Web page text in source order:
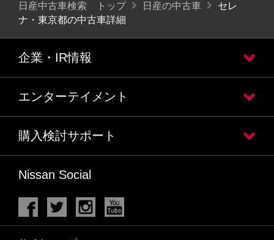
日産中古車検索 トップ 日産の中古車
セレ
ナ・東京都の中古車詳細
企業・IR情報
エンターテイメント
購入検討サポート
Nissan Social